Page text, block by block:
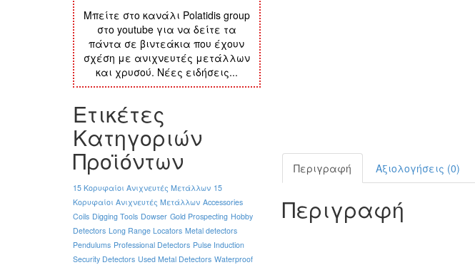
Μπείτε στο κανάλι Polatidis group
στο youtube για να δείτε τα
πάντα σε βιντεάκια που έχουν
σχέση με ανιχνευτές μετάλλων
και χρυσού. Νέες ειδήσεις...
Ετικέτες
Κατηγοριών
Προϊόντων
15 Κορυφαίοι Ανιχνευτές Μετάλλων 15
Κορυφαίοι Ανιχνευτές Μετάλλων Accessories
Coils Digging Tools Dowser Gold Prospecting Hobby
Detectors Long Range Locators Metal detectors
Pendulums Professional Detectors Pulse Induction
Security Detectors Used Metal Detectors Waterproof
Περιγραφή
Αξιολογήσεις (0)
Περιγραφή